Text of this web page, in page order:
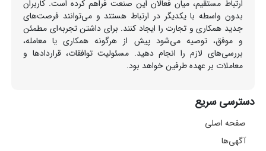
ارتباط مستقیم، میان فعالان این صنعت فراهم کرده است. کاربران
بدون واسطه با یکدیگر در ارتباط هستند و می‌توانند فرصت‌های
جدید همکاری و تجارت را ایجاد کنند. برای داشتن تجربه‌ای مطمئن
و موفق، توصیه می‌شود پیش از هرگونه همکاری یا معامله،
بررسی‌های لازم را انجام دهید. مسئولیت توافقات، قراردادها و
معاملات بر عهده طرفین خواهد بود.
دسترسی سریع
صفحه اصلی
آگهی‌ها